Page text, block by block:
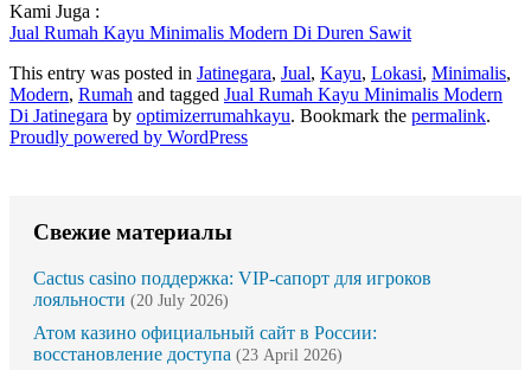
Kami Juga :
Jual Rumah Kayu Minimalis Modern Di Duren Sawit
This entry was posted in Jatinegara, Jual, Kayu, Lokasi, Minimalis,
Modern, Rumah and tagged Jual Rumah Kayu Minimalis Modern
Di Jatinegara by optimizerrumahkayu. Bookmark the permalink.
Proudly powered by WordPress
Свежие материалы
Cactus casino поддержка: VIP-сапорт для игроков
лояльности (20 July 2026)
Атом казино официальный сайт в России:
восстановление доступа (23 April 2026)